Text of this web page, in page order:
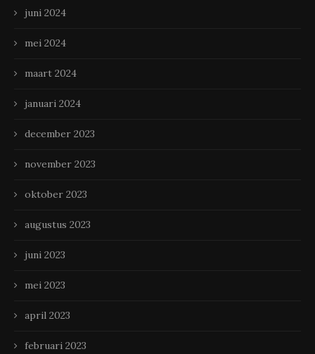
juni 2024
mei 2024
maart 2024
januari 2024
december 2023
november 2023
oktober 2023
augustus 2023
juni 2023
mei 2023
april 2023
februari 2023